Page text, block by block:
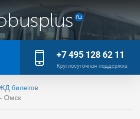
+7 495 128 62 11
Круглосуточная поддержка
билетов
Омск